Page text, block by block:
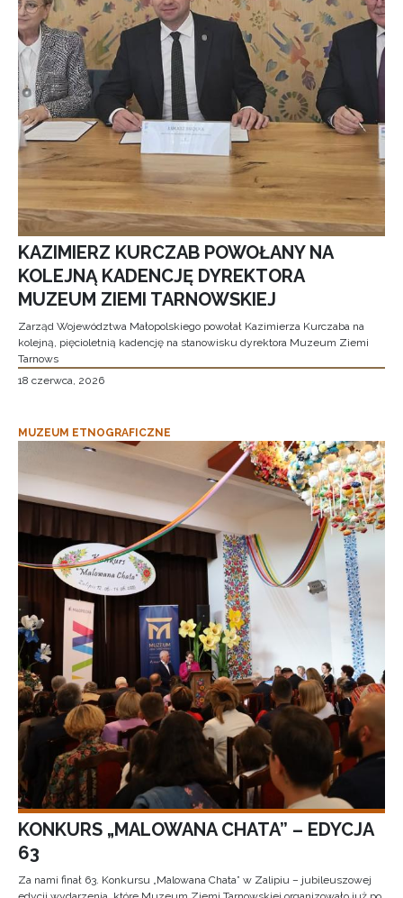
KAZIMIERZ KURCZAB POWOŁANY NA
KOLEJNĄ KADENCJĘ DYREKTORA
MUZEUM ZIEMI TARNOWSKIEJ
Zarząd Województwa Małopolskiego powołał Kazimierza Kurczaba na
kolejną, pięcioletnią kadencję na stanowisku dyrektora Muzeum Ziemi
Tarnows
18 czerwca, 2026
MUZEUM ETNOGRAFICZNE
KONKURS „MALOWANA CHATA” – EDYCJA
63
Za nami finał 63. Konkursu „Malowana Chata” w Zalipiu – jubileuszowej